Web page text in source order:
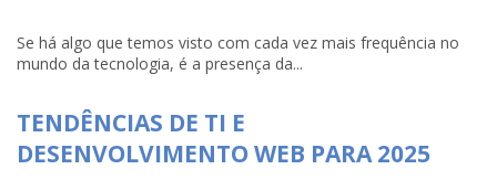
Se há algo que temos visto com cada vez mais frequência no
mundo da tecnologia, é a presença da...
TENDÊNCIAS DE TI E
DESENVOLVIMENTO WEB PARA 2025